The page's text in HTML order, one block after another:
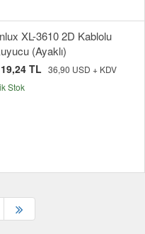
XL-3610 2D Kablolu
(Ayaklı)
TL 36,90 USD + KDV
Stok